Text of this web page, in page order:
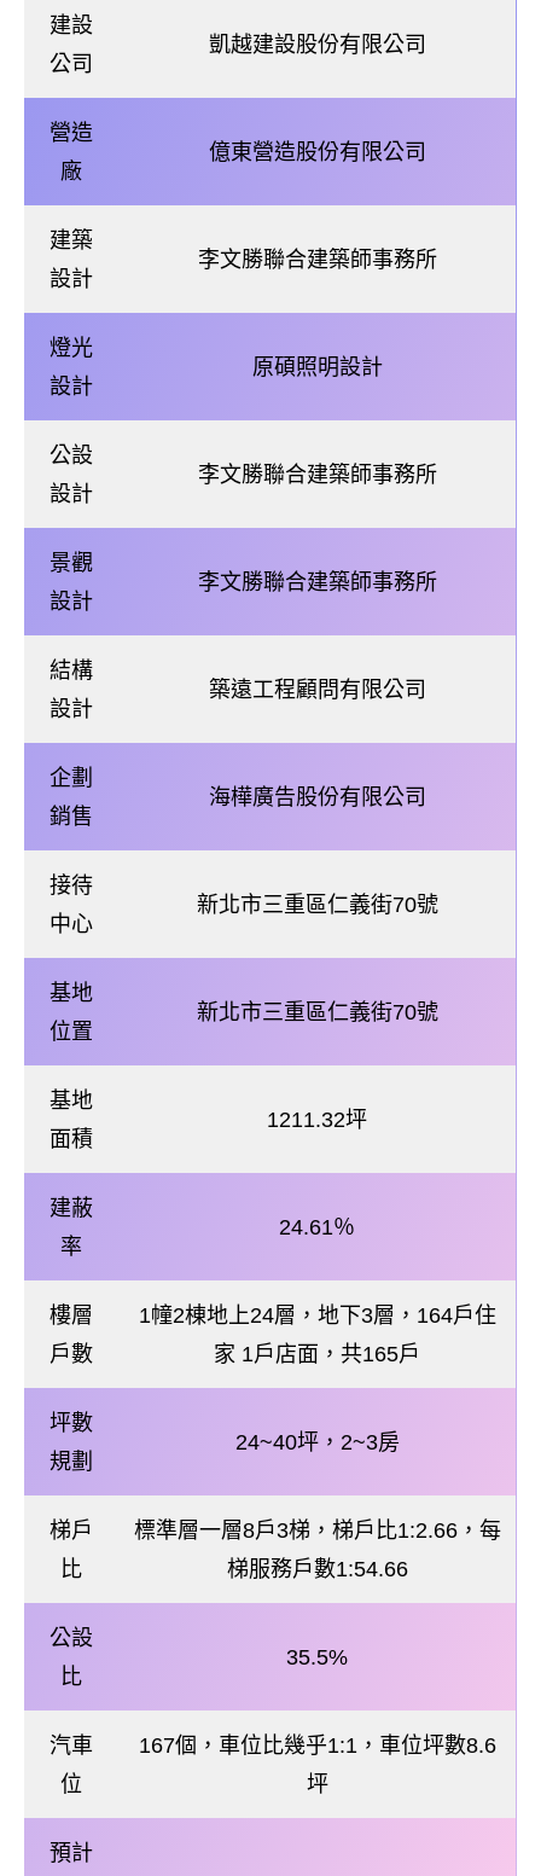
建設
公司
凱越建設股份有限公司
營造
廠
億東營造股份有限公司
建築
設計
李文勝聯合建築師事務所
燈光
設計
原碩照明設計
公設
設計
李文勝聯合建築師事務所
景觀
設計
李文勝聯合建築師事務所
結構
設計
築遠工程顧問有限公司
企劃
銷售
海樺廣告股份有限公司
接待
中心
新北市三重區仁義街70號
基地
位置
新北市三重區仁義街70號
基地
面積
1211.32坪
建蔽
率
24.61％
樓層
戶數
1幢2棟地上24層，地下3層，164戶住
家 1戶店面，共165戶
坪數
規劃
24~40坪，2~3房
梯戶
比
標準層一層8戶3梯，梯戶比1:2.66，每
梯服務戶數1:54.66
公設
比
35.5%
汽車
位
167個，車位比幾乎1:1，車位坪數8.6
坪
預計